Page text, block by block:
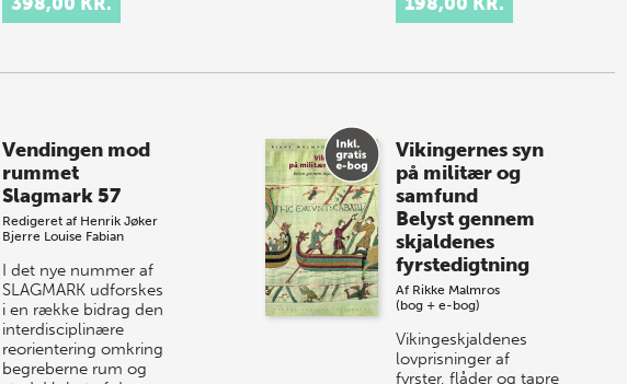
Vendingen mod
rummet
Slagmark 57
Redigeret af Henrik Jøker
Bjerre Louise Fabian
I det nye nummer af
SLAGMARK udforskes
i en række bidrag den
interdisciplinære
reorientering omkring
begreberne rum og
Vikingernes syn
på militær og
samfund
Belyst gennem
skjaldenes
fyrstedigtning
Af Rikke Malmros
(bog + e-bog)
Vikingeskjaldenes
lovprisninger af
fyrster, flåder og tapre